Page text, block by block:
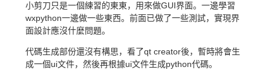
小剪刀只是一個練習的東東，用來做GUI界面。一邊學習
wxpython一邊做一些東西。前面已做了一些測試，實現界
面設計應沒什麼問題。
代碼生成部份還沒有構思，看了qt creator後，暫時將會生
成一個ui文件，然後再根據ui文件生成python代碼。